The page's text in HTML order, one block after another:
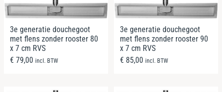
3e generatie douchegoot
met flens zonder rooster 80
x 7 cm RVS
€ 79,00 incl. BTW
3e generatie douchegoot
met flens zonder rooster 90
x 7 cm RVS
€ 85,00 incl. BTW